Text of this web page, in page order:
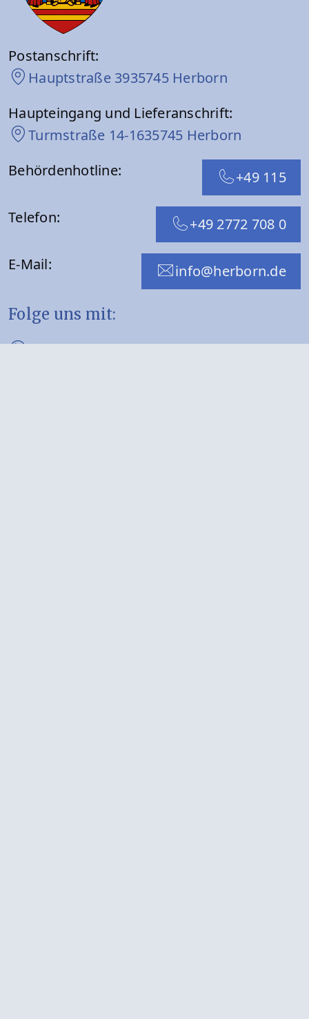
Postanschrift:
Hauptstraße 3935745 Herborn
Haupteingang und Lieferanschrift:
Turmstraße 14-1635745 Herborn
Behördenhotline:
+49 115
Telefon: +49 2772 708 0
E-Mail: info@herborn.de
Folge uns mit:
WhatsApp